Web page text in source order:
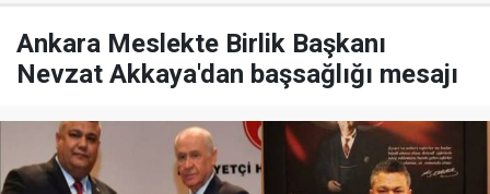
Ankara Meslekte Birlik Başkanı
Nevzat Akkaya'dan başsağlığı mesajı